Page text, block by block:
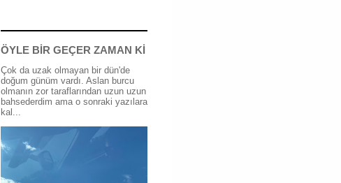
ÖYLE BİR GEÇER ZAMAN Kİ
Çok da uzak olmayan bir dün'de
doğum günüm vardı. Aslan burcu
olmanın zor taraflarından uzun uzun
bahsederdim ama o sonraki yazılara
kal...